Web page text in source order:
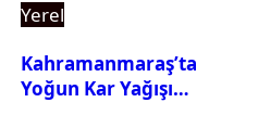
Yerel
Kahramanmaraş’ta
Yoğun Kar Yağışı